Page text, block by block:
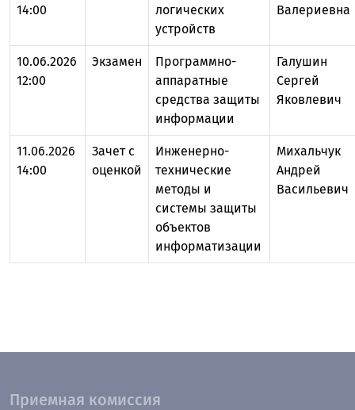
14:00
логических
устройств
Валериевна
10.06.2026
12:00
Экзамен
Программно-
аппаратные
средства защиты
информации
Галушин
Сергей
Яковлевич
11.06.2026
14:00
Зачет с
оценкой
Инженерно-
технические
методы и
системы защиты
объектов
информатизации
Михальчук
Андрей
Васильевич
Приемная комиссия